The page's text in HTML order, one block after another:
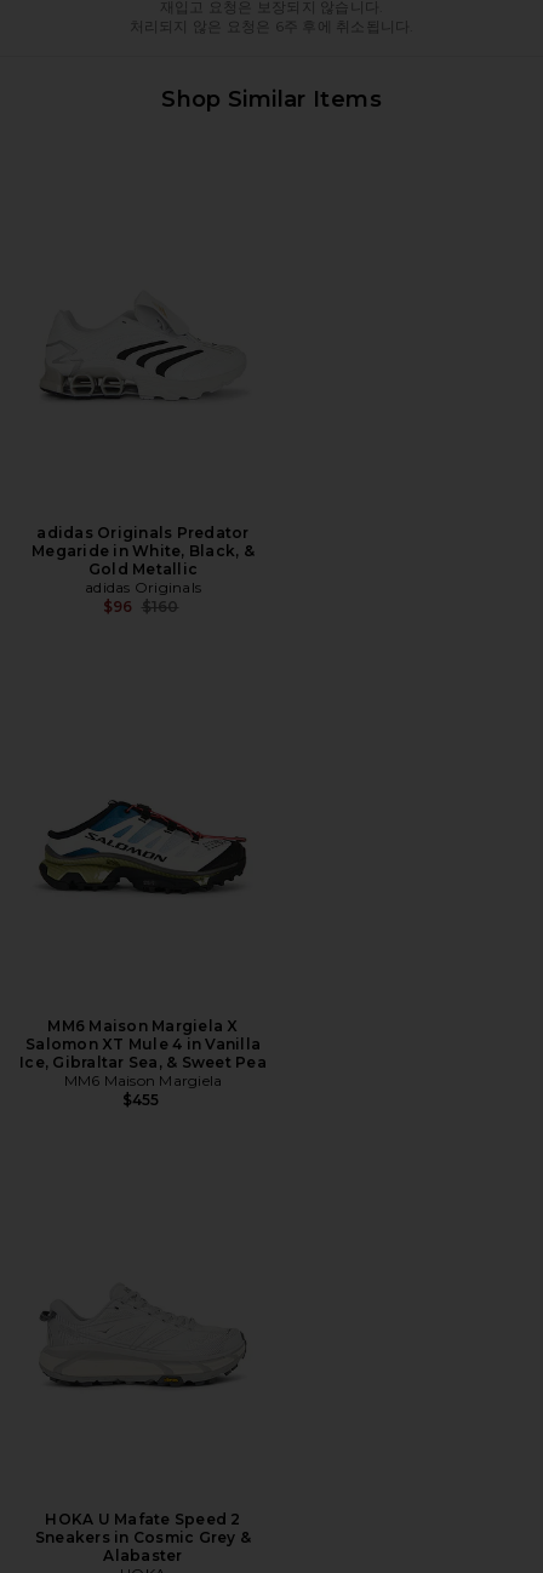
재입고 요청은 보장되지 않습니다.
처리되지 않은 요청은 6주 후에 취소됩니다.
Shop Similar Items
adidas Originals Predator
Megaride in White, Black, &
Gold Metallic
adidas Originals
$96 전 가격:
$160
MM6 Maison Margiela X
Salomon XT Mule 4 in Vanilla
Ice, Gibraltar Sea, & Sweet Pea
MM6 Maison Margiela
$455
HOKA U Mafate Speed 2
Sneakers in Cosmic Grey &
Alabaster